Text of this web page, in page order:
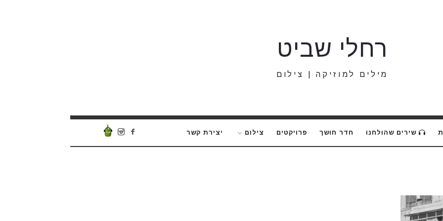
רחלי
שביט
רחלי שביט
מילים למוזיקה | צילום
שירים שהולחנו חדר חושך פרויקטים צילום יצירת קשר